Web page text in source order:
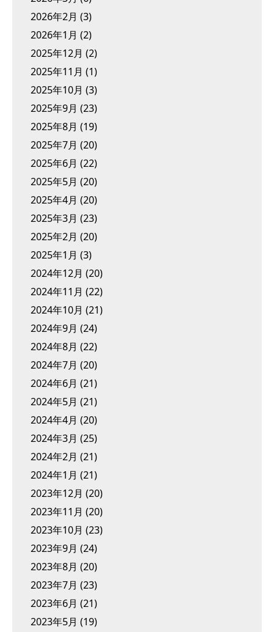
2026年2月 (3)
2026年1月 (2)
2025年12月 (2)
2025年11月 (1)
2025年10月 (3)
2025年9月 (23)
2025年8月 (19)
2025年7月 (20)
2025年6月 (22)
2025年5月 (20)
2025年4月 (20)
2025年3月 (23)
2025年2月 (20)
2025年1月 (3)
2024年12月 (20)
2024年11月 (22)
2024年10月 (21)
2024年9月 (24)
2024年8月 (22)
2024年7月 (20)
2024年6月 (21)
2024年5月 (21)
2024年4月 (20)
2024年3月 (25)
2024年2月 (21)
2024年1月 (21)
2023年12月 (20)
2023年11月 (20)
2023年10月 (23)
2023年9月 (24)
2023年8月 (20)
2023年7月 (23)
2023年6月 (21)
2023年5月 (19)